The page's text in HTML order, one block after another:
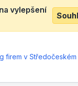
vylepšení
firem v Středočeském